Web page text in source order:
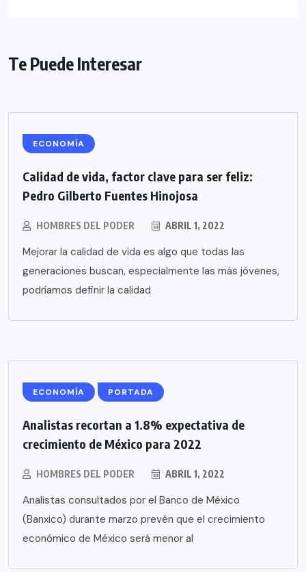
Te Puede Interesar
ECONOMÍA
Calidad de vida, factor clave para ser feliz:
Pedro Gilberto Fuentes Hinojosa
HOMBRES DEL PODER ABRIL 1, 2022
Mejorar la calidad de vida es algo que todas las
generaciones buscan, especialmente las más jóvenes,
podríamos definir la calidad
ECONOMÍA PORTADA
Analistas recortan a 1.8% expectativa de
crecimiento de México para 2022
HOMBRES DEL PODER ABRIL 1, 2022
Analistas consultados por el Banco de México
(Banxico) durante marzo prevén que el crecimiento
económico de México será menor al